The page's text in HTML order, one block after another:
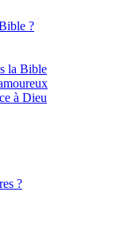
?
la Bible
à Dieu
?